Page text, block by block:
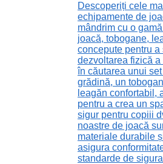
Descoperiți cele
echipamente de
mândrim cu o
joacă, tobogane,
concepute pentru
dezvoltarea fizică
în căutarea unui
grădină, un
leagăn confortabil,
pentru a crea un
sigur pentru copiii
noastre de joacă
materiale durabile
asigura
standarde de